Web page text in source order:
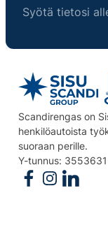
Syötä tietosi
Scandirengas on
henkilöautoista
suoraan perille.
Y-tunnus:
Follow us on
Follow us
Follow